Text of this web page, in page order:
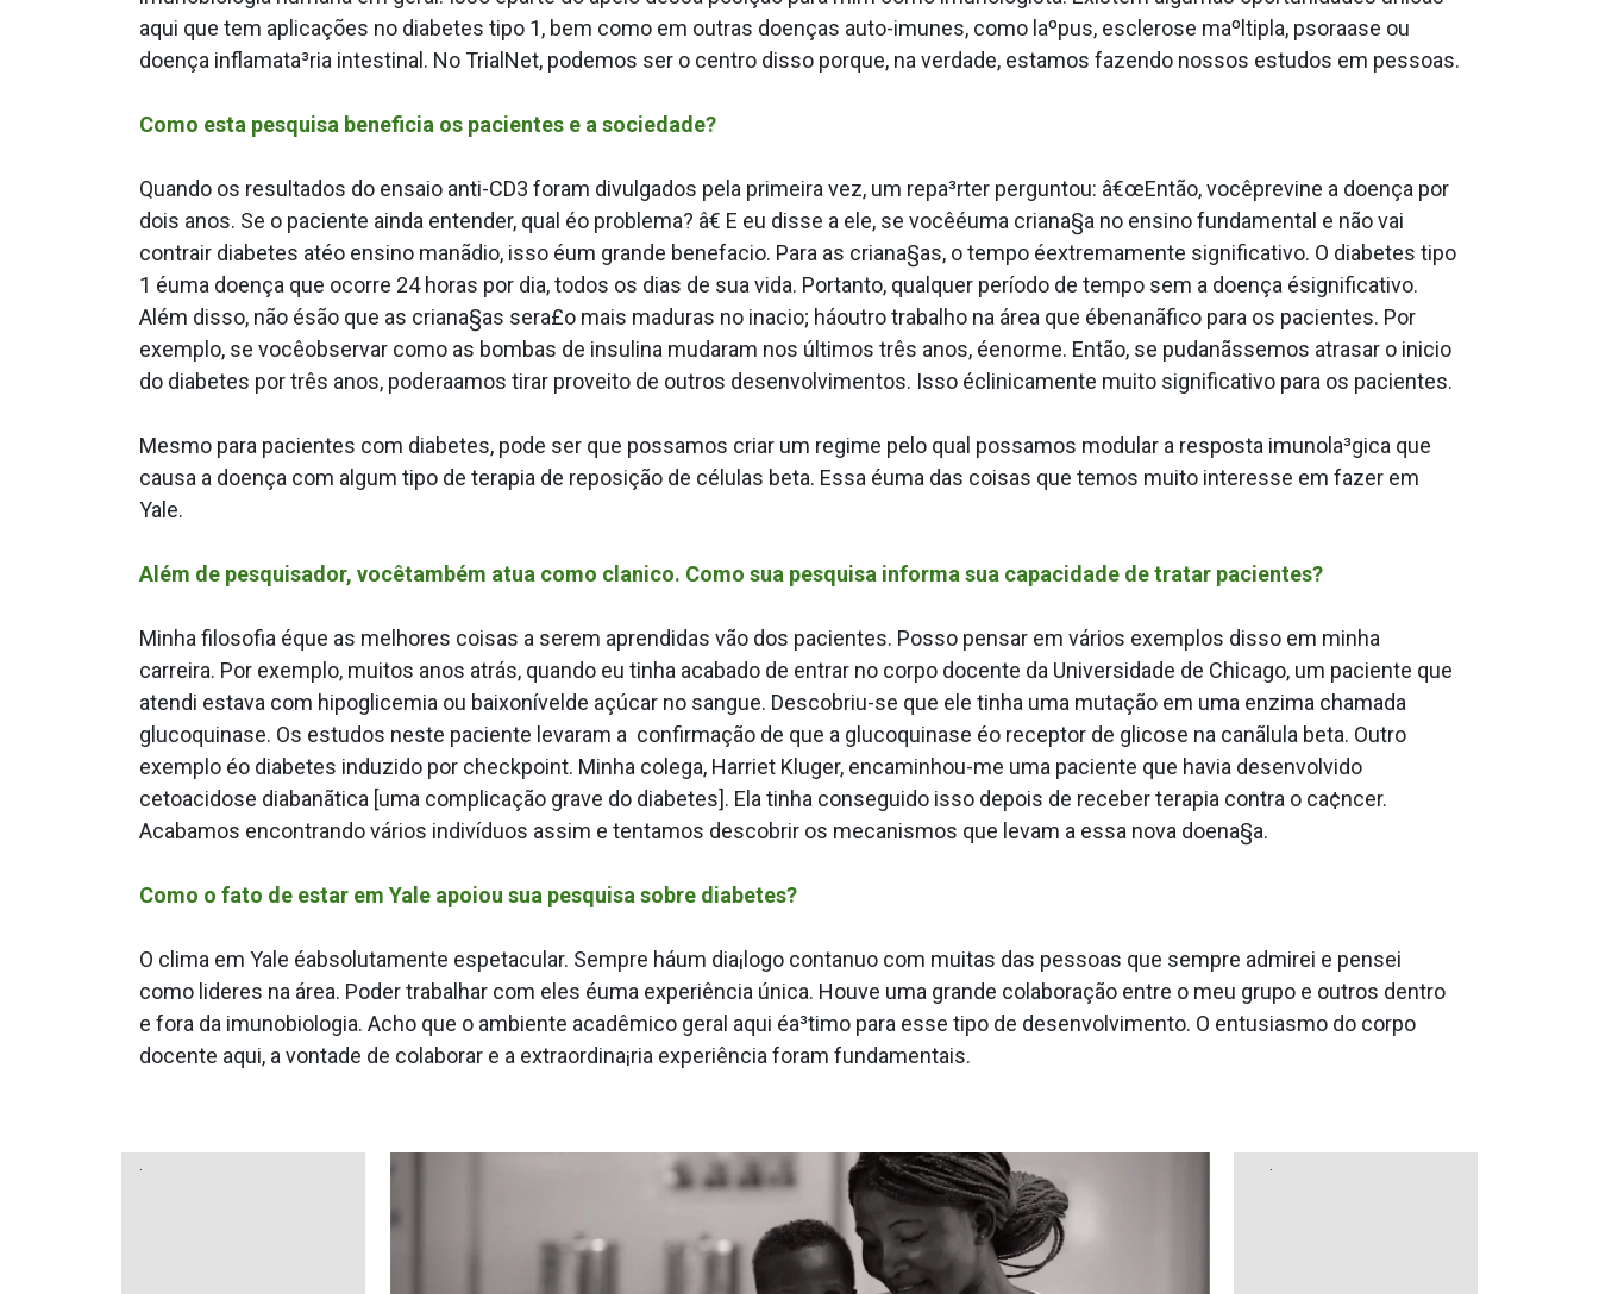
aqui que tem aplicações no diabetes tipo 1, bem como em outras doenças auto-imunes, como laºpus, esclerose maºltipla, psora­ase ou
doença inflamata³ria intestinal. No TrialNet, podemos ser o centro disso porque, na verdade, estamos fazendo nossos estudos em pessoas.
Como esta pesquisa beneficia os pacientes e a sociedade?
Quando os resultados do ensaio anti-CD3 foram divulgados pela primeira vez, um repa³rter perguntou: â€œEntão, vocêprevine a doença por
dois anos. Se o paciente ainda entender, qual éo problema? â€ E eu disse a ele, se vocêéuma criana§a no ensino fundamental e não vai
contrair diabetes atéo ensino manãdio, isso éum grande benefa­cio. Para as criana§as, o tempo éextremamente significativo. O diabetes tipo
1 éuma doença que ocorre 24 horas por dia, todos os dias de sua vida. Portanto, qualquer período de tempo sem a doença ésignificativo.
Além disso, não ésão que as criana§as sera£o mais maduras no ina­cio; háoutro trabalho na área que ébenanãfico para os pacientes. Por
exemplo, se vocêobservar como as bombas de insulina mudaram nos últimos três anos, éenorme. Então, se pudanãssemos atrasar o ini­cio
do diabetes por três anos, podera­amos tirar proveito de outros desenvolvimentos. Isso éclinicamente muito significativo para os pacientes.
Mesmo para pacientes com diabetes, pode ser que possamos criar um regime pelo qual possamos modular a resposta imunola³gica que
causa a doença com algum tipo de terapia de reposição de células beta. Essa éuma das coisas que temos muito interesse em fazer em
Yale.
Além de pesquisador, vocêtambém atua como cla­nico. Como sua pesquisa informa sua capacidade de tratar pacientes?
Minha filosofia éque as melhores coisas a serem aprendidas vão dos pacientes. Posso pensar em vários exemplos disso em minha
carreira. Por exemplo, muitos anos atrás, quando eu tinha acabado de entrar no corpo docente da Universidade de Chicago, um paciente que
atendi estava com hipoglicemia ou baixonívelde açúcar no sangue. Descobriu-se que ele tinha uma mutação em uma enzima chamada
glucoquinase. Os estudos neste paciente levaram a confirmação de que a glucoquinase éo receptor de glicose na canãlula beta. Outro
exemplo éo diabetes induzido por checkpoint. Minha colega, Harriet Kluger, encaminhou-me uma paciente que havia desenvolvido
cetoacidose diabanãtica [uma complicação grave do diabetes]. Ela tinha conseguido isso depois de receber terapia contra o ca¢ncer.
Acabamos encontrando vários indivíduos assim e tentamos descobrir os mecanismos que levam a essa nova doena§a.
Como o fato de estar em Yale apoiou sua pesquisa sobre diabetes?
O clima em Yale éabsolutamente espetacular. Sempre háum dia¡logo conta­nuo com muitas das pessoas que sempre admirei e pensei
como lideres na área. Poder trabalhar com eles éuma experiência única. Houve uma grande colaboração entre o meu grupo e outros dentro
e fora da imunobiologia. Acho que o ambiente acadêmico geral aqui éa³timo para esse tipo de desenvolvimento. O entusiasmo do corpo
docente aqui, a vontade de colaborar e a extraordina¡ria experiência foram fundamentais.